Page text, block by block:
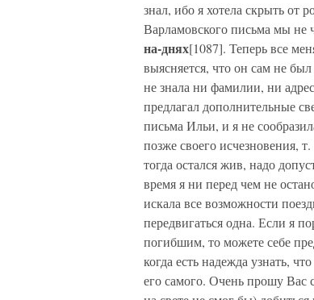
знал, ибо я хотела скрыть от
Варламовского письма мы не
на-днях[1087]. Теперь все
выясняется, что он сам не
не знала ни фамилии, ни
предлагал дополнительные
письма Ильи, и я не
позже своего исчезновения,
тогда остался жив, надо
время я ни перед чем не
искала все возможности
передвигаться одна. Если я
погибшим, то можете себе
когда есть надежда узнать,
его самого. Очень прошу Вас